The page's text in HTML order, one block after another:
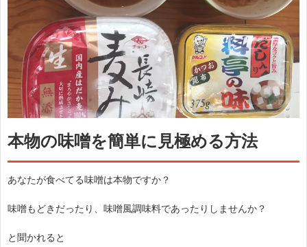
本物の味噌を簡単に見極める方法
あなたが食べてる味噌は本物ですか？
味噌もどきだったり、味噌風調味料であったりしませんか？
と聞かれると